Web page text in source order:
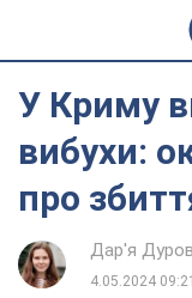
У Криму
вибухи:
про
Дар'я
4.05.2024 09:21